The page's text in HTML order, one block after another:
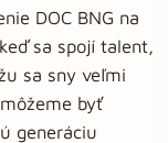
DOC BNG na
sa spojí talent,
sa sny veľmi
byť
generáciu